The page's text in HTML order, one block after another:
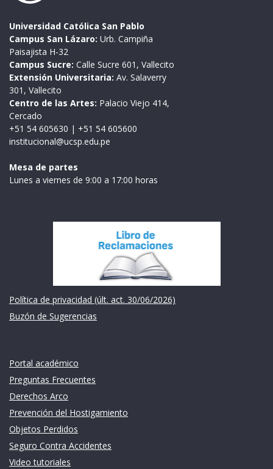
Universidad Católica San Pablo
Campus San Lázaro: Urb. Campiña
Paisajista H-32
Campus Sucre: Calle Sucre 601, Vallecito
Extensión Universitaria: Av. Salaverry
301, Vallecito
Centro de las Artes: Palacio Viejo 414,
Cercado
+51 54 605630 | +51 54 605600
institucional@ucsp.edu.pe
Mesa de partes
Lunes a viernes de 9:00 a 17:00 horas
Política de privacidad (últ. act. 30/06/2026)
Buzón de Sugerencias
Portal académico
Preguntas Frecuentes
Derechos Arco
Prevención del Hostigamiento
Objetos Perdidos
Seguro Contra Accidentes
Video tutoriales